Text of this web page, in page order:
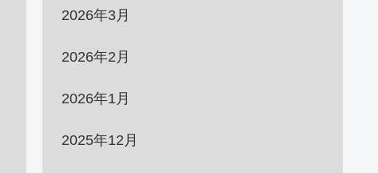
2026年3月
2026年2月
2026年1月
2025年12月